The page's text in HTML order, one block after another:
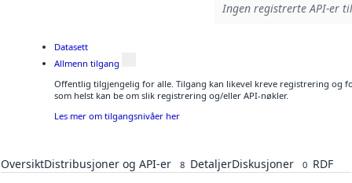
Ingen registrerte API-er
Datasett
Allmenn tilgang
Offentlig tilgjengelig for alle. Tilgang kan likevel kreve registrering og
som helst kan be om slik registrering og/eller API-nøkler.
Les mer om tilgangsnivåer her
OversiktDistribusjoner og API-er 8 DetaljerDiskusjoner 0 RDF